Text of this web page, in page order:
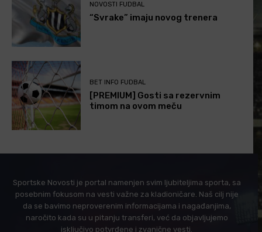
NOVOSTI FUDBAL
“Svrake” imaju novog trenera
BET INFO FUDBAL
[PREMIUM] Gosti sa rezervnim
timom na ovom meču
Sportske Novosti je portal namenjen svim ljubiteljima sporta, sa
posebnim fokusom na vesti važne za kladioničare. Naš cilj nije
da se bavimo neproverenim informacijama i nagađanjima,
naročito kada su u pitanju transferi, već da objavljujemo
isključivo potvrđene i zvanične vesti.